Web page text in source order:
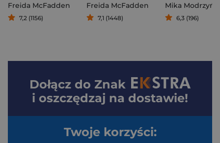
Freida McFadden
7,2 (1156)
Freida McFadden
7,1 (1448)
Mika
6,3 (196)
Dołącz do Znak
i oszczędzaj na dostawie!
Twoje korzyści: